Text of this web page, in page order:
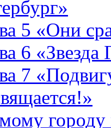
5 «Они
6 «Звезда
7
городу